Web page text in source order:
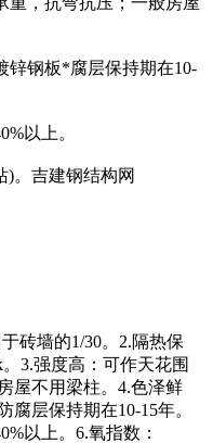
锌钢板*腐层保持期在10-
以上。
)。吉建钢结构网
砖墙的1/30。2.隔热保
3.强度高：可作天花围
屋不用梁柱。4.色泽鲜
层保持期在10-15年。
以上。6.氧指数：